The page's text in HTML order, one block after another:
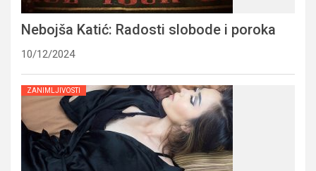
Nebojša Katić: Radosti slobode i poroka
10/12/2024
ZANIMLJIVOSTI